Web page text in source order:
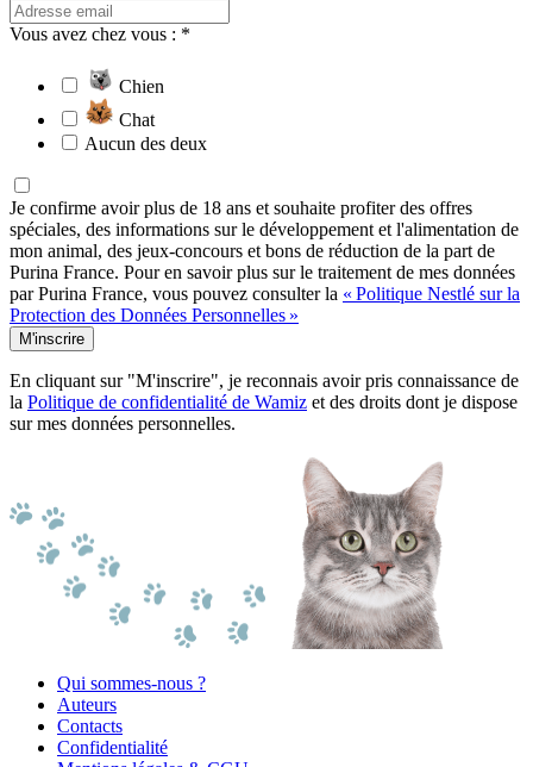
Vous avez chez vous : *
Chien
Chat
Aucun des deux
Je confirme avoir plus de 18 ans et souhaite profiter des offres
spéciales, des informations sur le développement et l'alimentation de
mon animal, des jeux-concours et bons de réduction de la part de
Purina France. Pour en savoir plus sur le traitement de mes données
par Purina France, vous pouvez consulter la « Politique Nestlé sur la
Protection des Données Personnelles »
M'inscrire
En cliquant sur "M'inscrire", je reconnais avoir pris connaissance de
la Politique de confidentialité de Wamiz et des droits dont je dispose
sur mes données personnelles.
Qui sommes-nous ?
Auteurs
Contacts
Confidentialité